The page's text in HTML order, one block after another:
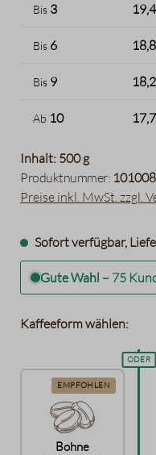
Bis 3
Bis 6
Bis 9
Ab 10
Inhalt: 500 g
Produktnummer:
Preise inkl. MwSt. zzgl.
Sofort verfügbar,
Gute Wahl – 75
Kaffeeform wählen:
Bohne
EMPFOHLEN